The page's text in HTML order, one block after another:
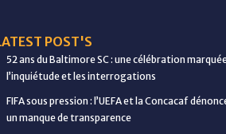
POST'S
52 ans du Baltimore SC : une célébration
l’inquiétude et les interrogations
FIFA sous pression : l’UEFA et la Concacaf
un manque de transparence